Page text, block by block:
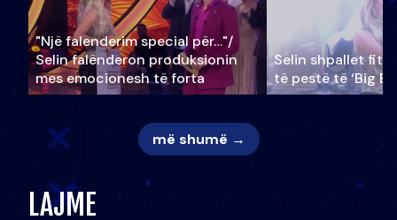
"Një falenderim special për…"/
Selin falënderon produksionin
mes emocionesh të forta
Selin shpallet
të pestë të ‘Big
më shumë →
LAJME